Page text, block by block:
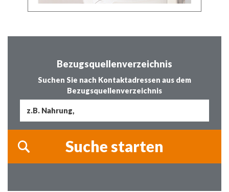
Bezugsquellenverzeichnis
Suchen Sie nach Kontaktadressen aus dem
Bezugsquellenverzeichnis